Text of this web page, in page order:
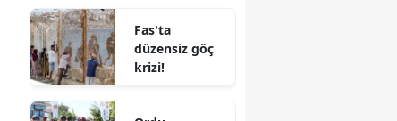
Fas'ta
düzensiz göç
krizi!